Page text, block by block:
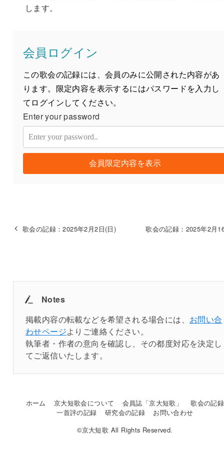
します。
会員ログイン
この歌会の記録には、会員のみに公開された内容があ
ります。限定内容を表示するにはパスワードを入力し
てログインしてください。
Enter your password
会員限定内容を表示
歌会の記録：2025年2月2日(日) 歌会の記録：2025年2月
Notes
掲載内容の転載などを希望される場合には、 お問い合
わせページよりご連絡ください。
執筆者・作者の意向を確認し、その都度対応を決定し
てご返信いたします。
ホーム 京大短歌会について 会員誌「京大短歌」
歌会の記録
一首評の記録
研究会の記録
お問い合わせ
©京大短歌 All Rights Reserved.